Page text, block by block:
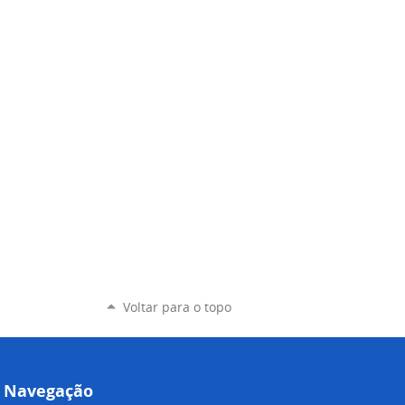
Voltar para o topo
Navegação